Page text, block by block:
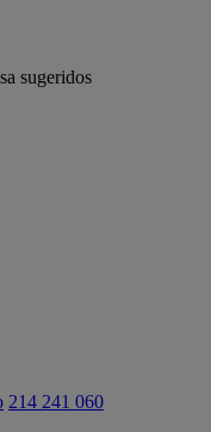
sugeridos
214 241 060